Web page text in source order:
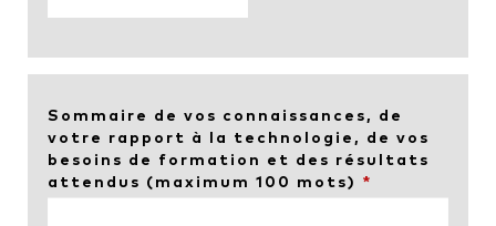
Sommaire de vos connaissances, de
votre rapport à la technologie, de vos
besoins de formation et des résultats
attendus (maximum 100 mots) *